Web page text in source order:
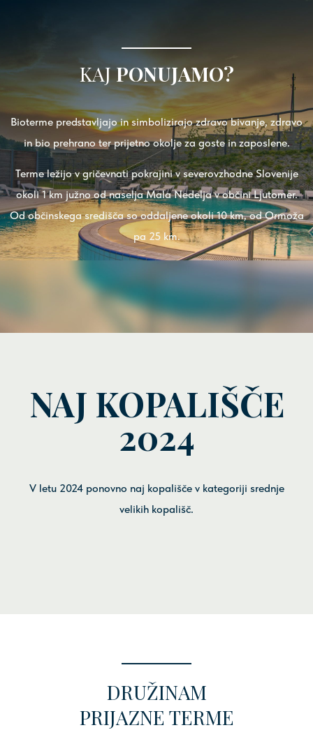
KAJPONUJAMO?
Bioterme predstavljajo in simbolizirajo zdravo bivanje, zdravo
in bio prehrano ter prijetno okolje za goste in zaposlene.
Terme ležijo v gričevnati pokrajini v severovzhodne Slovenije
okoli 1 km južno od naselja Mala Nedelja v občini Ljutomer.
Od občinskega središča so oddaljene okoli 10 km, od Ormoža
pa 25 km.
NAJ KOPALIŠČE
2024
V letu 2024 ponovno naj kopališče v kategoriji srednje
velikih kopališč.
DRUŽINAM
PRIJAZNE TERME